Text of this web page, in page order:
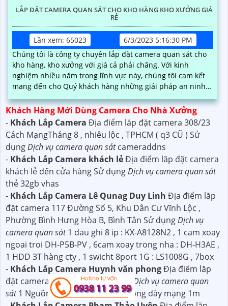
LẮP ĐẶT CAMERA QUAN SÁT CHO KHO HÀNG KHO XƯỞNG GIÁ
RẺ
Lần xem: 65023
6/3/2023 5:16:30 PM
Chúng tôi là công ty chuyên lắp đặt camera quan sát cho
kho hàng, kho xưởng với giá cả phải chăng. Với kinh
nghiệm nhiều năm trong lĩnh vực này, chúng tôi cam kết
mang đến cho Quý khách hàng những giải pháp an ninh
hiệu quả
Khách Hàng Mới Dùng Camera Cho Nhà Xưởng
- Khách Lắp Camera Địa điểm lăp đặt camera 308/23
Cách MạngTháng 8 , nhiêu lộc , TPHCM ( q3 CŨ ) Sử
dụngDịch vụ camera quan sátcameraddns
- Khách Lắp Camera khách lẻĐịa điểm lăp đặt camera
khách lẻ đến cửa hàng Sử dụngDịch vụ camera quan sát
thẻ 32gb vhas
- Khách Lắp Camera Lê Qunag Duy Linh Địa điểm lăp
đặt camera 117 Đường Số 5, Khu Dân Cư Vĩnh Lộc ,
Phường Bình Hưng Hòa B, Bình Tân Sử dụngDịch vụ
camera quan sát1 dau ghi 8 ip : KX-A8128N2 , 1 cam xoay
ngoai troi DH-P5B-PV , 6cam xoay trong nha : DH-H3AE ,
1 HDD 3T hàng cty , 1 swicht 8port 1G : LS1008G , 7box
- Khách Lắp Camera Huynh văn phongĐịa điểm lăp
đặt camera 0000000000 Sử dụng
Dịch vụ camera quan
sát1 Nguồn 12v-2A BH-3 tháng ,cộng dây mạng 1m